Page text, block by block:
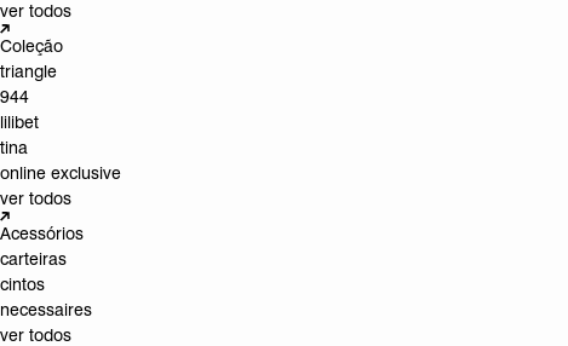
ver todos
Coleção
triangle
944
lilibet
tina
online exclusive
ver todos
Acessórios
carteiras
cintos
necessaires
ver todos